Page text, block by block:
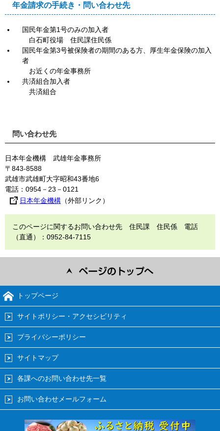
年金請求の手続き・問い合わせ先
国民年金第1号のみの加入者
白石町役場 住民課住民係
国民年金第3号被保険者の期間のある方、厚生年金保険の加入
者
お近くの年金事務所
共済組合加入者
共済組合
問い合わせ先
日本年金機構 武雄年金事務所
〒843-8588
武雄市武雄町大字昭和43番地6
電話：0954－23－0121
日本年金機構 （外部リンク）
このページに関するお問い合わせ先 住民課 住民係 電話
（直通）：0952-84-7115
トップページ
サイトポリシー・アクセシビリティ
プライバシーポリシー
サイトマップ
各課へのお問い合わせ先一覧
お問い合わせメールフォーム